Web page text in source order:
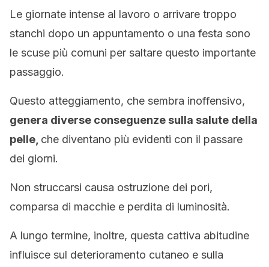
Le giornate intense al lavoro o arrivare troppo
stanchi dopo un appuntamento o una festa sono
le scuse più comuni per saltare questo importante
passaggio.
Questo atteggiamento, che sembra inoffensivo,
genera diverse conseguenze sulla salute della
pelle, che diventano più evidenti con il passare
dei giorni.
Non struccarsi causa ostruzione dei pori,
comparsa di macchie e perdita di luminosità.
A lungo termine, inoltre, questa cattiva abitudine
influisce sul deterioramento cutaneo e sulla